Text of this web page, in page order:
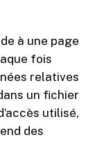
à une page
fois
relatives
un fichier
utilisé,
des